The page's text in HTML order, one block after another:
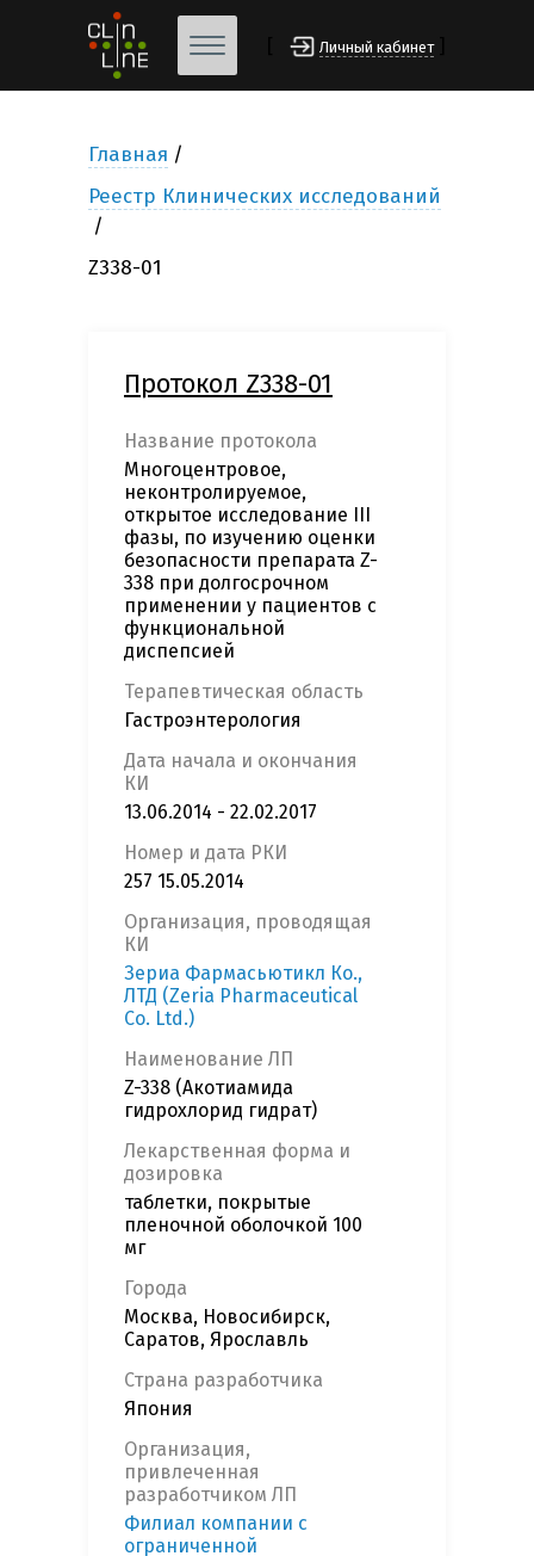
Личный кабинет
Главная
Реестр Клинических исследований
Z338-01
Протокол Z338-01
Название протокола
Многоцентровое,
неконтролируемое,
открытое исследование ІІІ
фазы, по изучению оценки
безопасности препарата Z-
338 при долгосрочном
применении у пациентов с
функциональной
диспепсией
Терапевтическая область
Гастроэнтерология
Дата начала и окончания
КИ
13.06.2014 - 22.02.2017
Номер и дата РКИ
257 15.05.2014
Организация, проводящая
КИ
Зериа Фармасьютикл Ко.,
ЛТД (Zeria Pharmaceutical
Co. Ltd.)
Наименование ЛП
Z-338 (Акотиамида
гидрохлорид гидрат)
Лекарственная форма и
дозировка
таблетки, покрытые
пленочной оболочкой 100
мг
Города
Москва, Новосибирск,
Саратов, Ярославль
Страна разработчика
Япония
Организация,
привлеченная
разработчиком ЛП
Филиал компании с
ограниченной